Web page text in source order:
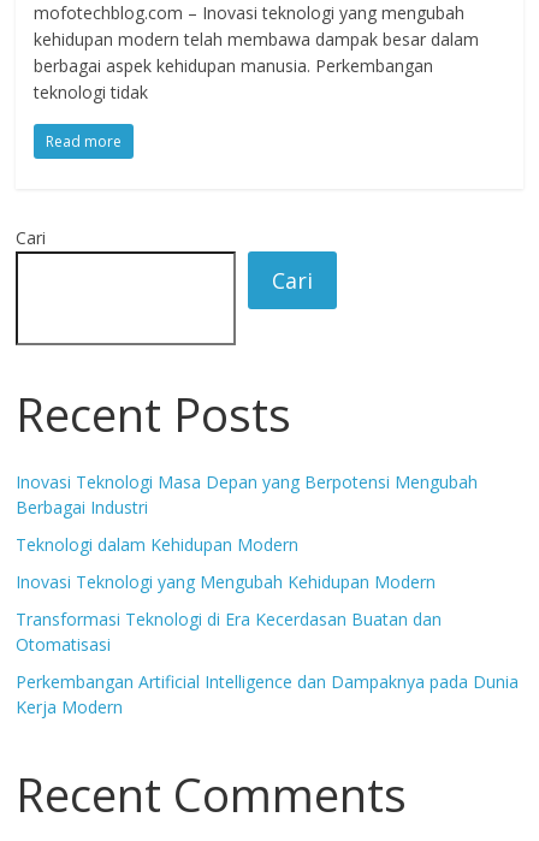
mofotechblog.com – Inovasi teknologi yang mengubah
kehidupan modern telah membawa dampak besar dalam
berbagai aspek kehidupan manusia. Perkembangan
teknologi tidak
Read more
Cari
Cari
Recent Posts
Inovasi Teknologi Masa Depan yang Berpotensi Mengubah
Berbagai Industri
Teknologi dalam Kehidupan Modern
Inovasi Teknologi yang Mengubah Kehidupan Modern
Transformasi Teknologi di Era Kecerdasan Buatan dan
Otomatisasi
Perkembangan Artificial Intelligence dan Dampaknya pada Dunia
Kerja Modern
Recent Comments